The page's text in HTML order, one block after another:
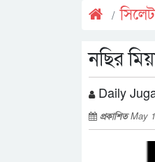
সিলেট
নছির
Daily
প্রকাশিতMay